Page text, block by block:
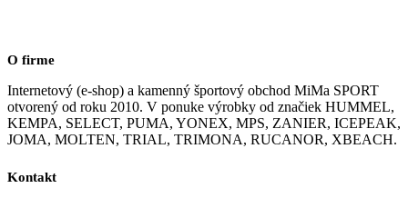
O firme
Internetový (e-shop) a kamenný športový obchod MiMa SPORT
otvorený od roku 2010. V ponuke výrobky od značiek HUMMEL,
KEMPA, SELECT, PUMA, YONEX, MPS, ZANIER, ICEPEAK,
JOMA, MOLTEN, TRIAL, TRIMONA, RUCANOR, XBEACH.
Kontakt